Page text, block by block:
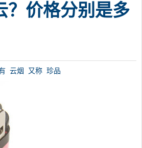
？价格分别是多
云烟 又称 珍品